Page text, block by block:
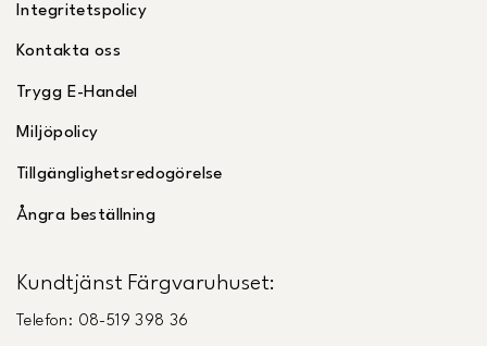
Integritetspolicy
Kontakta oss
Trygg E-Handel
Miljöpolicy
Tillgänglighetsredogörelse
Ångra beställning
Kundtjänst Färgvaruhuset:
Telefon: 08-519 398 36